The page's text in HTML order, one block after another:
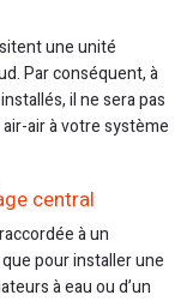
une unité
Par conséquent, à
il ne sera pas
air à votre système
central
à un
pour installer une
à eau ou d’un